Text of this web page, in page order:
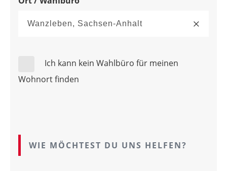
Ich kann kein Wahlbüro für meinen
Wohnort finden
WIE MÖCHTEST DU UNS HELFEN?